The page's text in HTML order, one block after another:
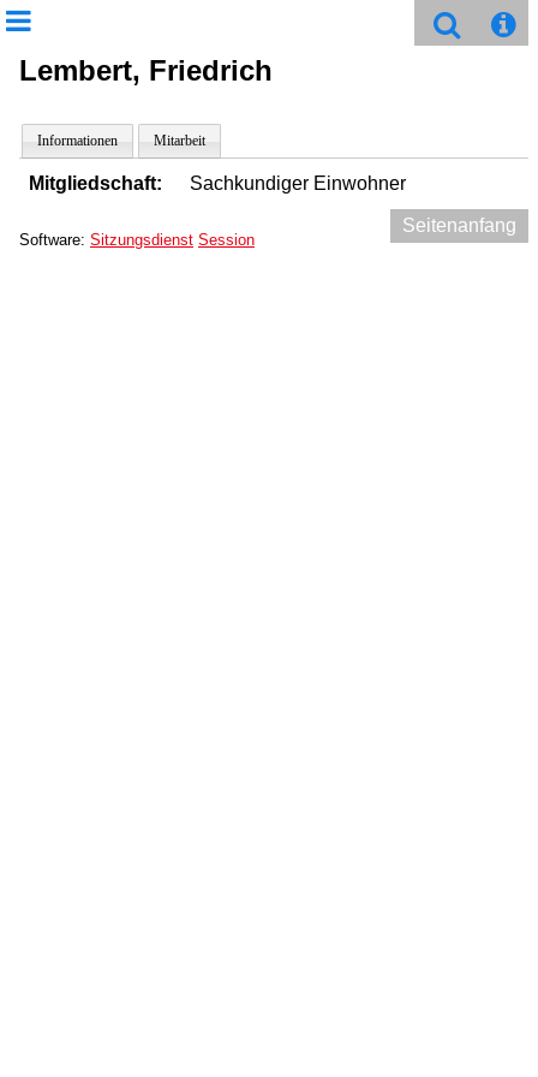
Lembert, Friedrich
Informationen Mitarbeit
Mitgliedschaft: Sachkundiger Einwohner
Seitenanfang
Software: Sitzungsdienst Session